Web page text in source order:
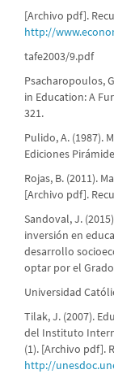
[Archivo pdf].
http://
tafe2003/9.pdf
Psacharopoulos,
in Education: A
321.
Pulido, A. (1987).
Ediciones
Rojas, B. (2011).
[Archivo pdf].
Sandoval, J.
inversión en
desarrollo
optar por el
Universidad
Tilak, J. (2007).
del Instituto
(1). [Archivo pdf].
http://